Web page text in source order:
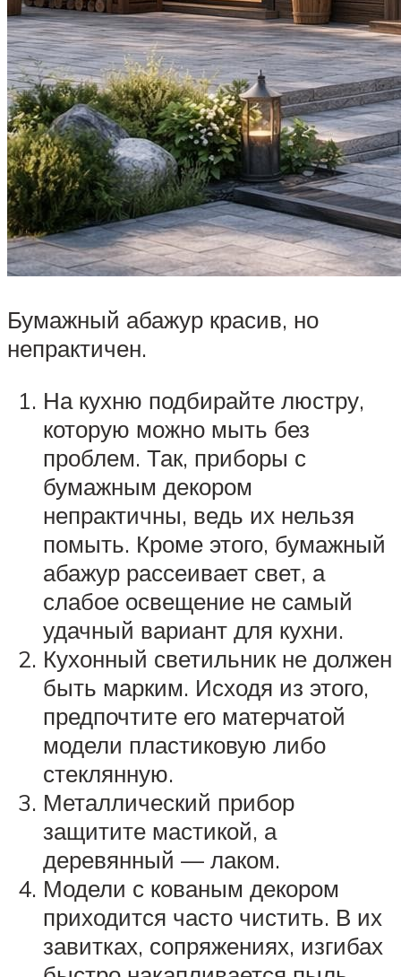
Бумажный абажур красив, но
непрактичен.
На кухню подбирайте люстру,
которую можно мыть без
проблем. Так, приборы с
бумажным декором
непрактичны, ведь их нельзя
помыть. Кроме этого, бумажный
абажур рассеивает свет, а
слабое освещение не самый
удачный вариант для кухни.
Кухонный светильник не должен
быть марким. Исходя из этого,
предпочтите его матерчатой
модели пластиковую либо
стеклянную.
Металлический прибор
защитите мастикой, а
деревянный — лаком.
Модели с кованым декором
приходится часто чистить. В их
завитках, сопряжениях, изгибах